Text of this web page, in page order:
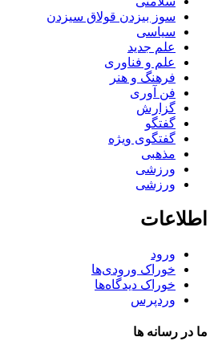
سوز بیزدن قولاق سیزدن
سیاسی
علم جدید
علم و فناوری
فرهنگ و هنر
فن آوری
گزارش
گفتگو
گفتگوی ویژه
مذهبی
ورزشی
ورزشی
اطلاعات
ورود
خوراک ورودی‌ها
خوراک دیدگاه‌ها
وردپرس
ما در رسانه ها